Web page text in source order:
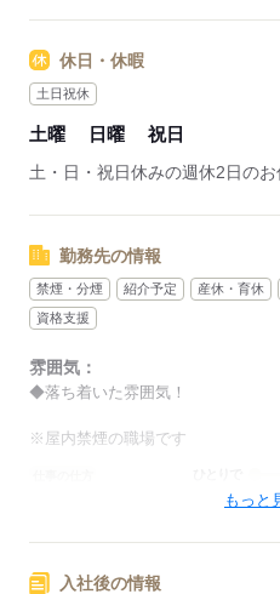
休日・休暇
土日祝休
土曜 日曜 祝日
土・日・祝日休みの週休2日のお
勤務先の情報
禁煙・分煙 紹介予定 産休・育休
資格支援
雰囲気：
◆落ち着いた雰囲気！
※屋内禁煙の職場です
業界サービス関連
もっと
入社後の情報